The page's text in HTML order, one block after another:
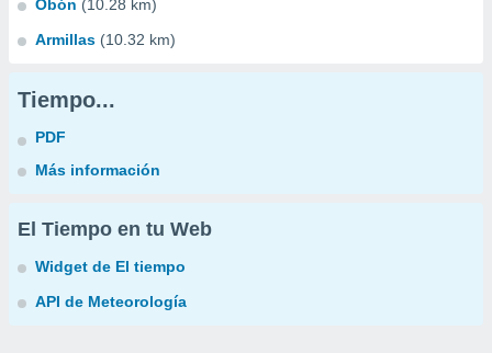
Obón (10.28 km)
Armillas (10.32 km)
Tiempo...
PDF
Más información
El Tiempo en tu Web
Widget de El tiempo
API de Meteorología